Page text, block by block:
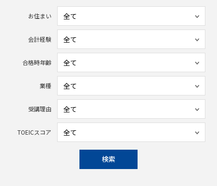
お住まい
会計経験
合格時年齢
業種
受講理由
TOEICスコア
検索